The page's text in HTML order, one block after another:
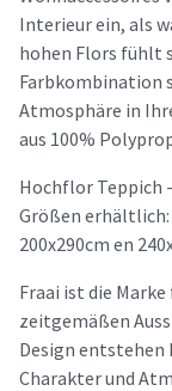
Interieur ein, als
hohen Flors fühlt
Farbkombination
Atmosphäre in
aus 100%
Hochflor Teppich
Größen erhältlich:
200x290cm en
Fraai ist die
zeitgemäßen
Design entstehen
Charakter und